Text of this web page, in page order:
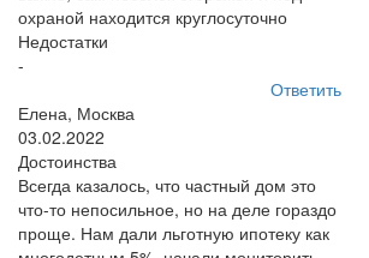
охраной находится круглосуточно
Недостатки
-
Ответить
Елена, Москва
03.02.2022
Достоинства
Всегда казалось, что частный дом это
что-то непосильное, но на деле гораздо
проще. Нам дали льготную ипотеку как